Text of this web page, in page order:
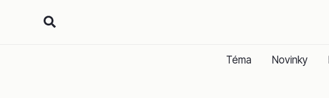
Téma Novinky